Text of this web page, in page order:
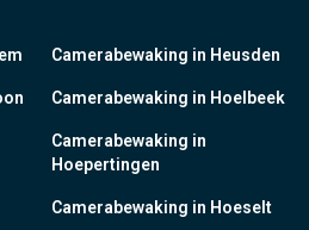
Camerabewaking in Heusden
Camerabewaking in Hoelbeek
Camerabewaking in
Hoepertingen
Camerabewaking in Hoeselt